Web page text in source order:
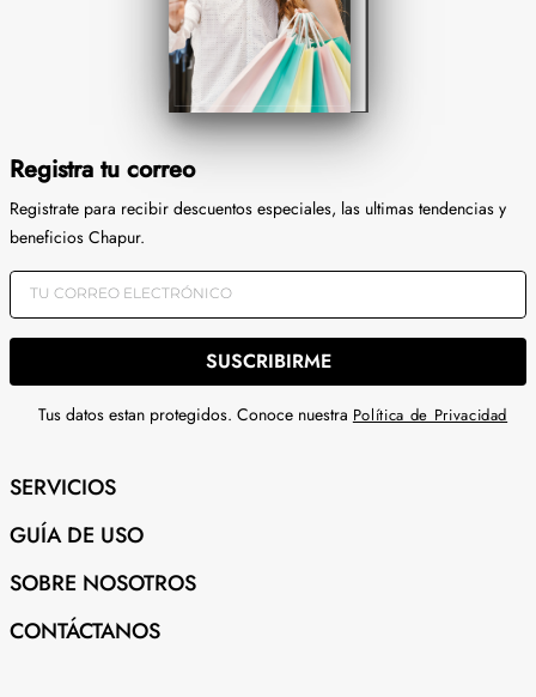
Registra tu correo
Registrate para recibir descuentos especiales, las ultimas tendencias y
beneficios Chapur.
SUSCRIBIRME
Tus datos estan protegidos. Conoce nuestra Política de Privacidad
SERVICIOS
GUÍA DE USO
SOBRE NOSOTROS
CONTÁCTANOS